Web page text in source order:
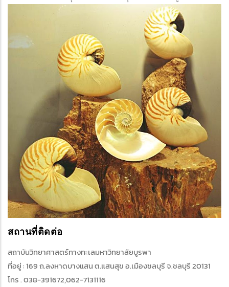
สถานที่ติดต่อ
สถาบันวิทยาศาสตร์ทางทะเลมหาวิทยาลัยบูรพา
ที่อยู่ : 169 ถ.ลงหาดบางแสน ต.แสนสุข อ.เมืองชลบุรี จ.ชลบุรี 20131
โทร . 038-391672,062-7131116